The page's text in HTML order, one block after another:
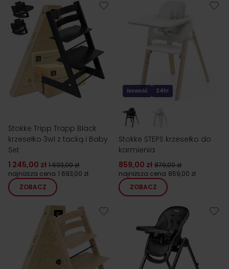
Stokke Tripp Trapp Black
krzesełko 3w1 z tacką i Baby
Set
1 245,00 zł 1 693,00 zł
najniższa cena 1 693,00 zł
ZOBACZ
Nowość 24h!
Stokke STEPS krzesełko do
karmienia
859,00 zł 879,00 zł
najniższa cena 859,00 zł
ZOBACZ